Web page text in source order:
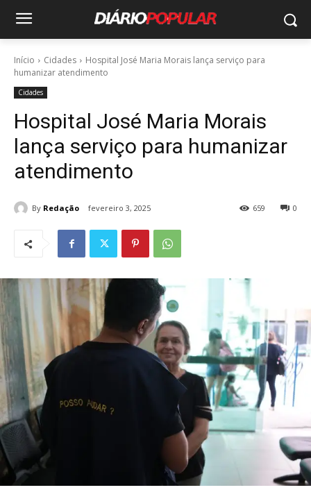
Início Cidades
Hospital José Maria Morais lança serviço para
humanizar atendimento
Cidades
Hospital José Maria Morais
lança serviço para humanizar
atendimento
By Redação fevereiro 3, 2025 0
659